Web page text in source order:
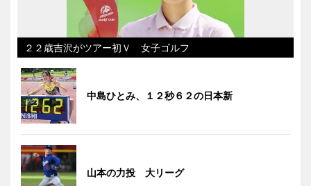
２２歳吉沢がツアー初Ｖ 女子ゴルフ
中島ひとみ、１２秒６２の日本新
山本の力投 大リーグ